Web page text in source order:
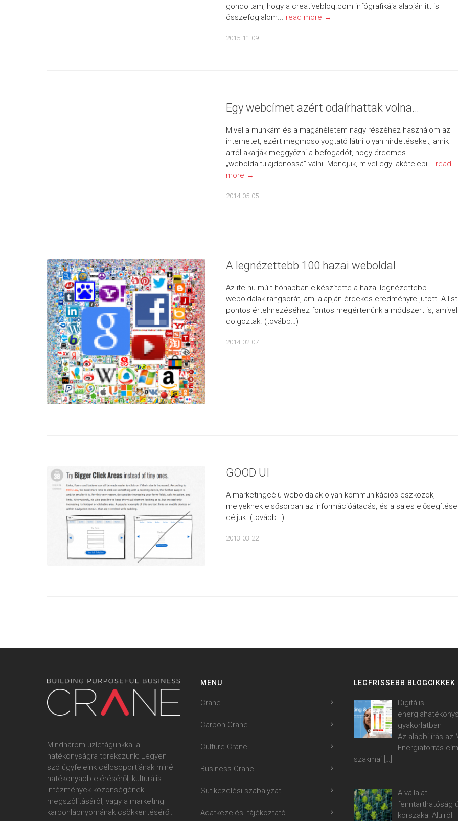
gondoltam, hogy a creativebloq.com infógrafikája alapján itt is
összefoglalom... read more →
2015-11-09
Egy webcímet azért odaírhattak volna…
Mivel a munkám és a magánéletem nagy részéhez használom az
internetet, ezért megmosolyogtató látni olyan hirdetéseket, amik
arról akarják meggyőzni a befogadót, hogy érdemes
„weboldaltulajdonossá” válni. Mondjuk, mivel egy lakótelepi... read
more →
2014-05-05
A legnézettebb 100 hazai weboldal
Az ite.hu múlt hónapban elkészítette a hazai legnézettebb
weboldalak rangsorát, ami alapján érdekes eredményre jutott. A
pontos értelmezéséhez fontos megértenünk a módszert is, amivel
dolgoztak. (tovább…)
2014-02-07
GOOD UI
A marketingcélú weboldalak olyan kommunikációs eszközök,
melyeknek elsősorban az információátadás, és a sales
céljuk. (tovább…)
2013-03-22
Mindhárom üzletágunkkal a
hatékonyságra törekszünk: Legyen
szó ügyfeleink célcsoportjának minél
hatékonyabb eléréséről, kulturális
intézmények közönségének
megszólításáról, vagy a marketing
karbonlábnyomának csökkentéséről.
MENU
Crane
Carbon.Crane
Culture.Crane
Business.Crane
Sütikezelési szabalyzat
Adatkezelési tájékoztató
LEGFRISSEBB BLOGCIKKEK
Digitális
gyakorlatban
Az alábbi írás az
Energiaforrás
szakmai […]
A vállalati
fenntarthatóság
korszaka: Alulról